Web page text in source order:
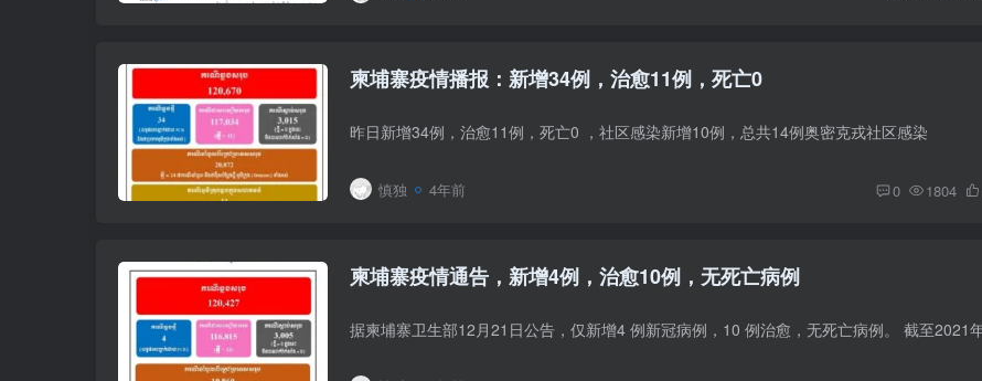
柬埔寨疫情播报：新增34例，治愈11例，死亡0
昨日新增34例，治愈11例，死亡0 ，社区感染新增10例，总共14例奥密克戎社区感染
慎独 4年前 0 1804
柬埔寨疫情通告，新增4例，治愈10例，无死亡病例